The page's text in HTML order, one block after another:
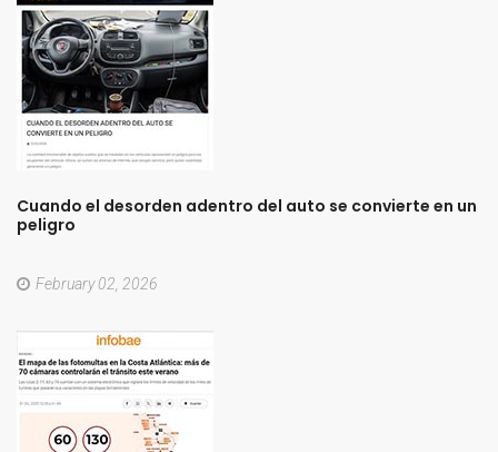
Cuando el desorden adentro del auto se convierte en un
peligro
February 02, 2026